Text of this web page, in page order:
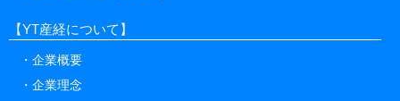
【YT産経について】
企業概要
企業理念